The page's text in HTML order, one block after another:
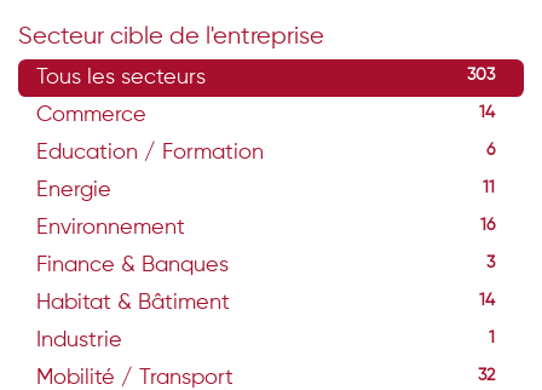
Secteur cible de l'entreprise
Tous les secteurs 303
Commerce 14
Education / Formation 6
Energie 11
Environnement 16
Finance & Banques 3
Habitat & Bâtiment 14
Industrie 1
Mobilité / Transport 32